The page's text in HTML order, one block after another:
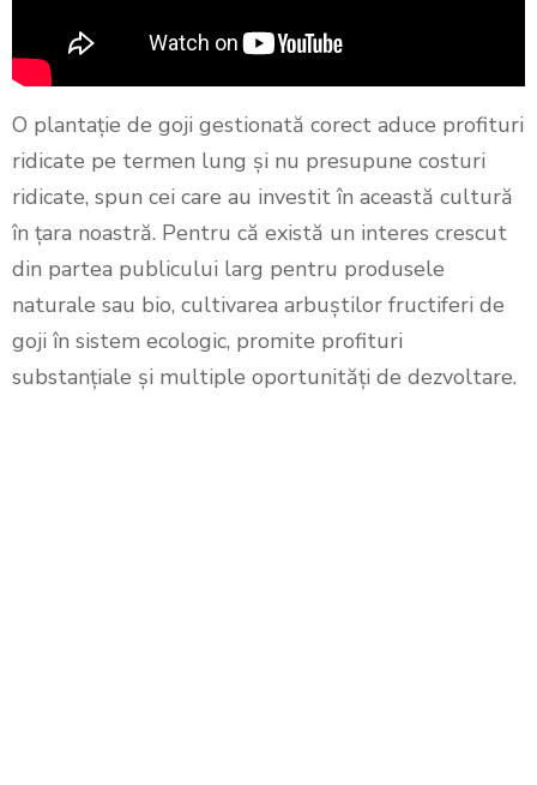
O plantație de goji gestionată corect aduce profituri
ridicate pe termen lung și nu presupune costuri
ridicate, spun cei care au investit în această cultură
în țara noastră. Pentru că există un interes crescut
din partea publicului larg pentru produsele
naturale sau bio, cultivarea arbuștilor fructiferi de
goji în sistem ecologic, promite profituri
substanțiale și multiple oportunități de dezvoltare.